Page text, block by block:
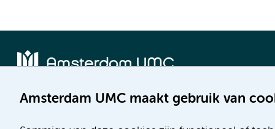
Amsterdam UMC maakt gebruik van